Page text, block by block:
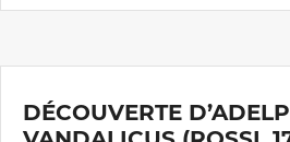
DÉCOUVERTE